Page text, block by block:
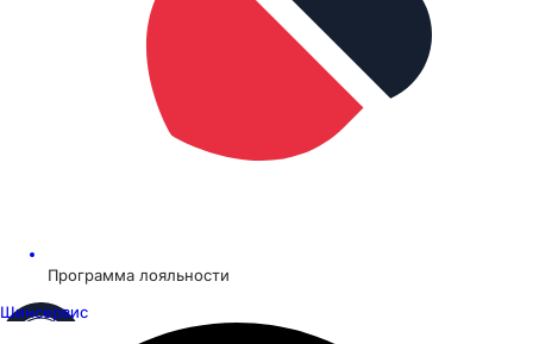
Программа лояльности
Шинсервис